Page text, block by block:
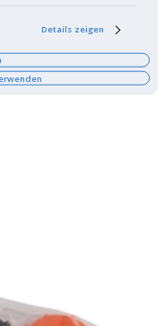
Details zeigen